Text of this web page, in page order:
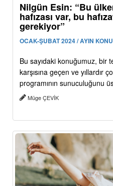
Nilgün Esin: “Bu
hafızası var, bu
gerekiyor”
OCAK-ŞUBAT 2024 / AYIN
Bu sayıdaki konuğumuz, bir
karşısına geçen ve yıllardır
programının sunuculuğunu
Müge ÇEVİK